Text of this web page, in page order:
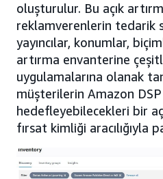
oluşturulur. Bu açık
reklamverenlerin tedarik
yayıncılar, konumlar,
artırma envanterine
uygulamalarına olanak
müşterilerin Amazon
hedefleyebilecekleri bir
fırsat kimliği aracılığıyla